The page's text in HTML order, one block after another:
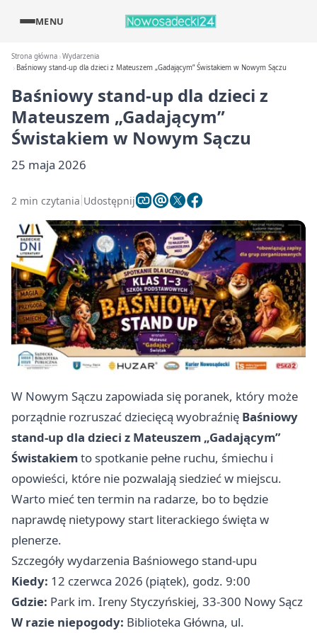
MENU
Strona główna Wydarzenia
Baśniowy stand-up dla dzieci z Mateuszem „Gadającym” Świstakiem w Nowym Sączu
Baśniowy stand-up dla dzieci z
Mateuszem „Gadającym”
Świstakiem w Nowym Sączu
25 maja 2026
2 min czytania Udostępnij
W Nowym Sączu zapowiada się poranek, który może
porządnie rozruszać dziecięcą wyobraźnię Baśniowy
stand-up dla dzieci z Mateuszem „Gadającym”
Świstakiemto spotkanie pełne ruchu, śmiechu i
opowieści, które nie pozwalają siedzieć w miejscu.
Warto mieć ten termin na radarze, bo to będzie
naprawdę nietypowy start literackiego święta w
plenerze.
Szczegóły wydarzenia Baśniowego stand-upu
Kiedy: 12 czerwca 2026 (piątek), godz. 9:00
Gdzie: Park im. Ireny Styczyńskiej, 33-300 Nowy Sącz
W razie niepogody: Biblioteka Główna, ul.